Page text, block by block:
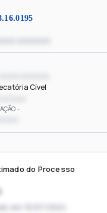
Cível
do Processo
em